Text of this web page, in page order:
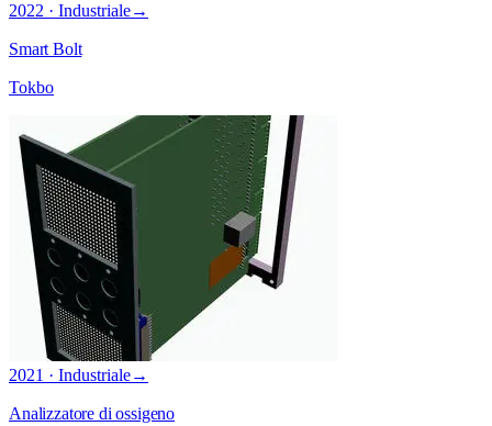
2022 · Industriale→
Smart Bolt
Tokbo
2021 · Industriale→
Analizzatore di ossigeno